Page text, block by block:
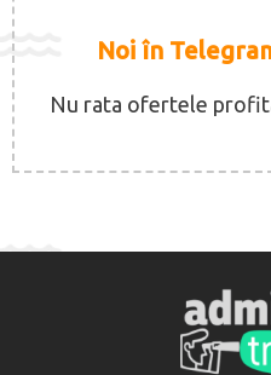
Noi în
Nu rata ofertele